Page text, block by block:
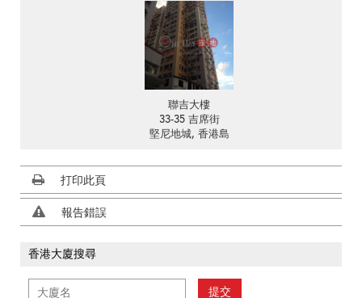
聯吉大樓
33-35 吉席街
堅尼地城, 香港島
打印此頁
報告錯誤
香港大廈搜尋
提交